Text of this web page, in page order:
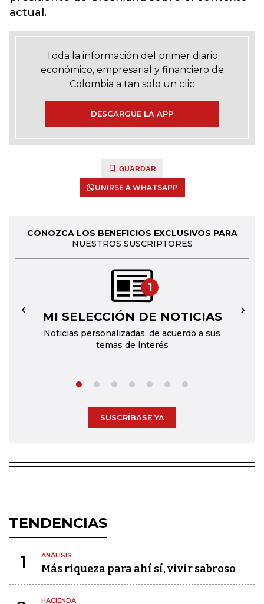
actual.
Toda la información del primer diario
económico, empresarial y financiero de
Colombia a tan solo un clic
DESCARGUE LA APP
GUARDAR
UNIRSE A WHATSAPP
CONOZCA LOS BENEFICIOS EXCLUSIVOS PARA
NUESTROS SUSCRIPTORES
1
MI SELECCIÓN DE NOTICIAS
Noticias personalizadas, de acuerdo a sus
temas de interés
← →
SUSCRÍBASE YA
TENDENCIAS
1 ANÁLISIS
Más riqueza para ahí sí, vivir sabroso
HACIENDA